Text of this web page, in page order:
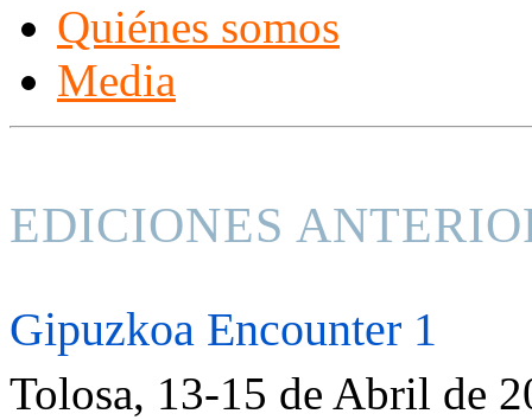
Quiénes somos
Media
EDICIONES
Gipuzkoa Encounter 1
Tolosa, 13-15 de Abril de